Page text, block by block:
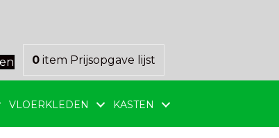
0 item Prijsopgave lijst
VLOERKLEDEN KASTEN